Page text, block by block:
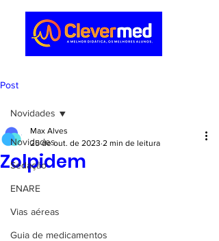
Post
Novidades
Sedação
ENARE
Vias aéreas
Guia de medicamentos
Novidades
Zolpidem
Max Alves
25 de out. de 2023 2 min de leitura